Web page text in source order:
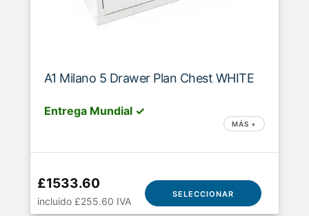
A1 Milano 5 Drawer Plan Chest WHITE
Entrega Mundial ✓
MÁS +
£1533.60
incluido £255.60 IVA
SELECCIONAR